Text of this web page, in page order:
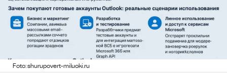
Foto: shurupovert-miluoki.ru